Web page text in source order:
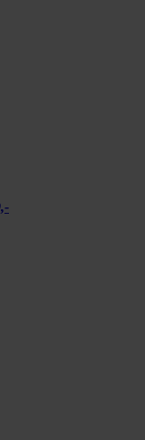
kombinere den
for dem,
bruk av